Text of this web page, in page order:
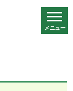
メニュー